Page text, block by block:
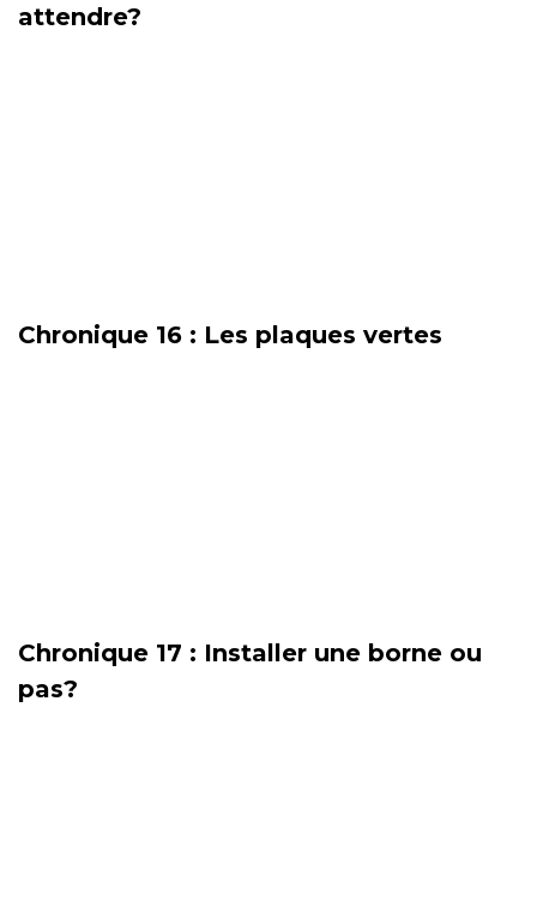
attendre?
Chronique 16 : Les plaques vertes
Chronique 17 : Installer une borne ou
pas?